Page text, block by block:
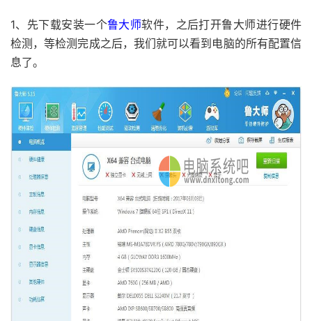
1、先下载安装一个鲁大师软件，之后打开鲁大师进行硬件
检测，等检测完成之后，我们就可以看到电脑的所有配置信
息了。